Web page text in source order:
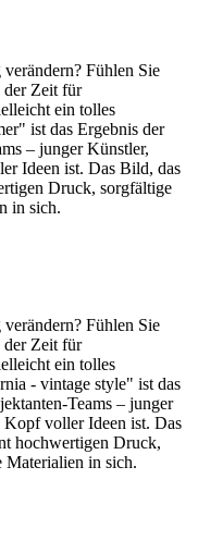
Fühlen Sie
der Zeit für
ein tolles
ist das Ergebnis der
– junger Künstler,
Ideen ist. Das Bild, das
Druck, sorgfältige
in sich.
Fühlen Sie
der Zeit für
ein tolles
- vintage style" ist das
Teams – junger
voller Ideen ist. Das
hochwertigen Druck,
Materialien in sich.